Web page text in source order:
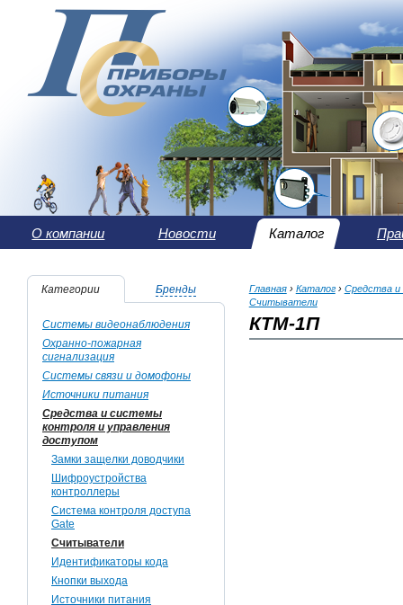
О компании Новости Каталог
Категории Бренды
Системы видеонаблюдения
Охранно-пожарная
сигнализация
Системы связи и домофоны
Источники питания
Средства и системы
контроля и управления
доступом
Замки защелки доводчики
Шифроустройства
контроллеры
Система контроля доступа
Gate
Считыватели
Идентификаторы кода
Кнопки выхода
Источники питания
Главная› Каталог› Средства и
Считыватели
КТМ-1П